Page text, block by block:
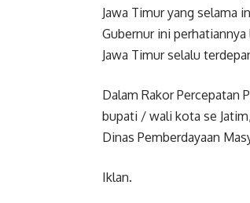
Jawa Timur yang selama
Gubernur ini
Jawa Timur selalu
Dalam Rakor Percepatan
bupati / wali kota se
Dinas Pemberdayaan
Iklan.